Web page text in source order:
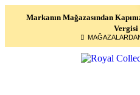
Markanın Mağazasından